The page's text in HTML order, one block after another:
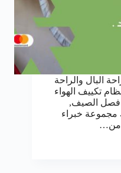
البال والراحة
تكييف الهواء
فصل الصيف,
خبراء
من…